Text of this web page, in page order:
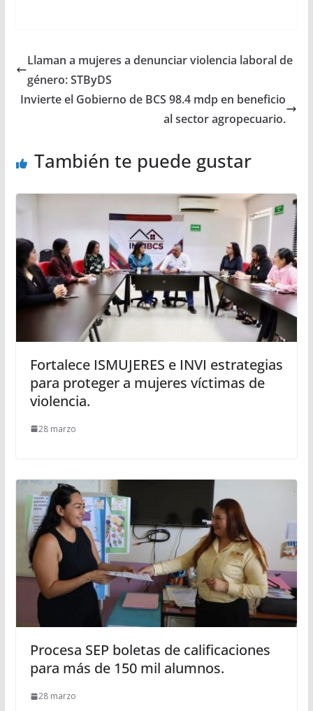
Llaman a mujeres a denunciar violencia laboral de
género: STByDS
Invierte el Gobierno de BCS 98.4 mdp en beneficio
al sector agropecuario.
También te puede gustar
Fortalece ISMUJERES e INVI estrategias
para proteger a mujeres víctimas de
violencia.
28 marzo
Procesa SEP boletas de calificaciones
para más de 150 mil alumnos.
28 marzo